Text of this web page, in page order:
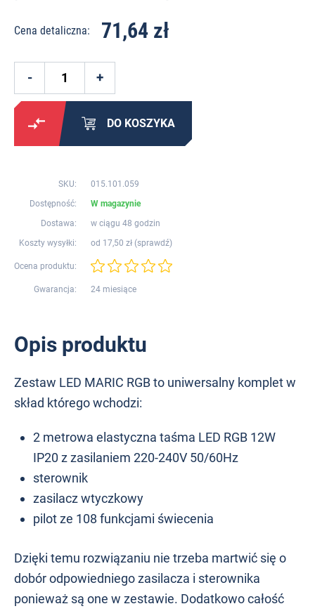
Cena detaliczna: 71,64 zł
DO KOSZYKA
SKU:
015.101.059
Dostępność:
W magazynie
Dostawa:
w ciągu 48 godzin
Koszty wysyłki:
od 17,50 zł (sprawdź)
Ocena produktu:
Gwarancja: 24 miesiące
Opis produktu
Zestaw LED MARIC RGB to uniwersalny komplet w
skład którego wchodzi:
2 metrowa elastyczna taśma LED RGB 12W
IP20 z zasilaniem 220-240V 50/60Hz
sterownik
zasilacz wtyczkowy
pilot ze 108 funkcjami świecenia
Dzięki temu rozwiązaniu nie trzeba martwić się o
dobór odpowiedniego zasilacza i sterownika
ponieważ są one w zestawie. Dodatkowo całość